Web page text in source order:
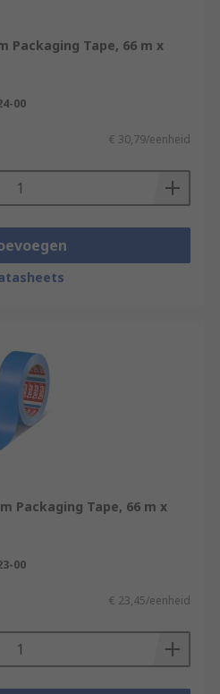
Packaging Tape, 66 m x
00
€ 30,79/eenheid
Packaging Tape, 66 m x
00
€ 23,45/eenheid